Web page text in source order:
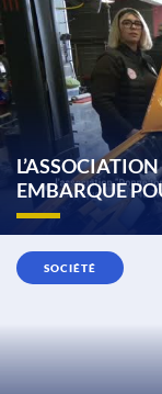
EMBARQUE
SOCIÉTÉ